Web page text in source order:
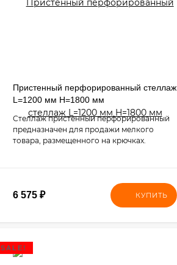
Пристенный перфорированный стеллаж
L=1200 мм H=1800 мм
Стеллаж пристенный перфорированный
предназначен для продажи мелкого
товара, размещенного на крючках.
6 575 ₽ КУПИТЬ
SALE!